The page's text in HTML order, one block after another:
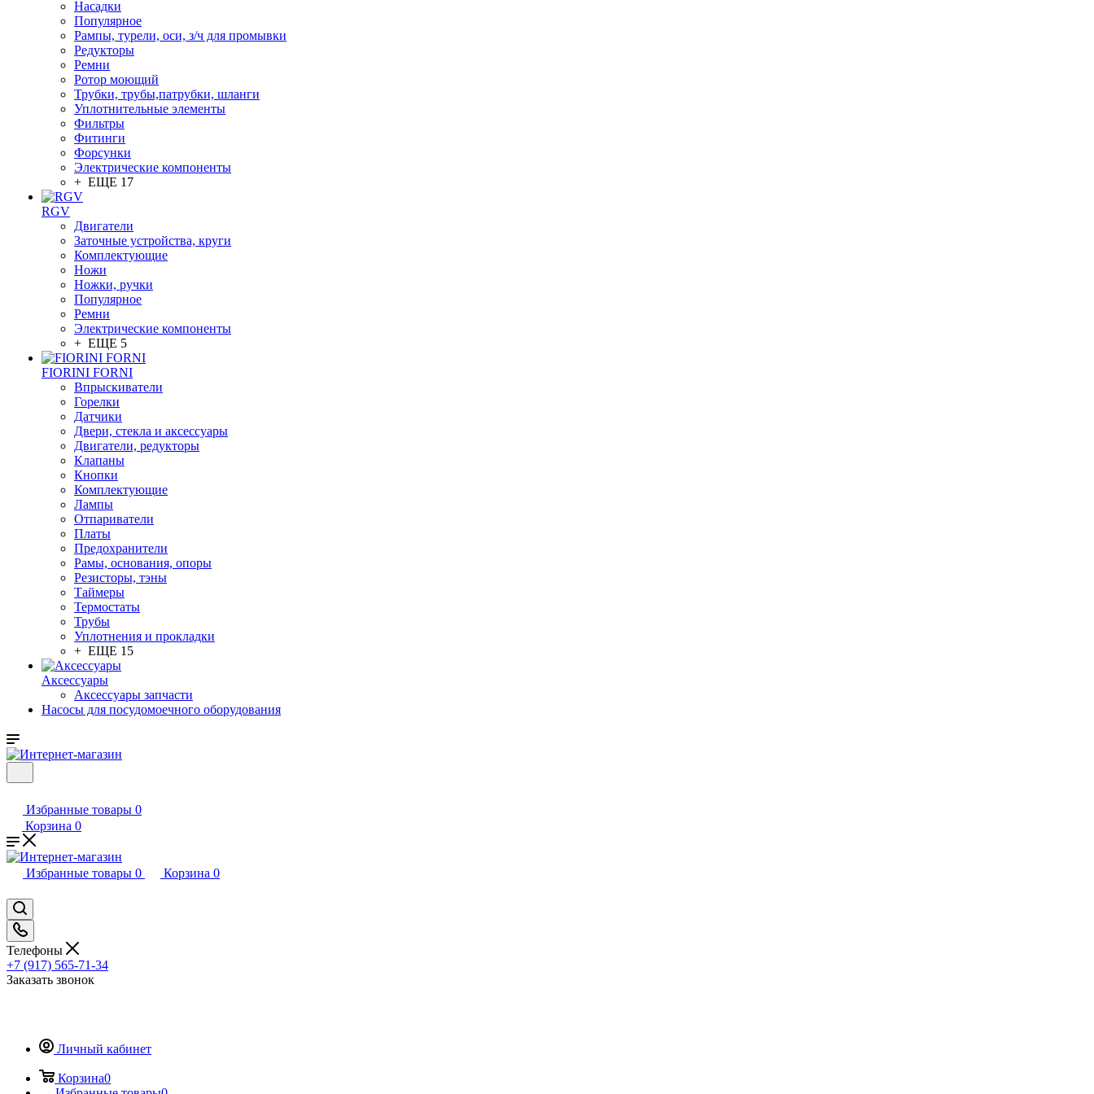
Насадки
Популярное
Рампы, турели, оси, з/ч для промывки
Редукторы
Ремни
Ротор моющий
Трубки, трубы,патрубки, шланги
Уплотнительные элементы
Фильтры
Фитинги
Форсунки
Электрические компоненты
+ ЕЩЕ 17
RGV
Двигатели
Заточные устройства, круги
Комплектующие
Ножи
Ножки, ручки
Популярное
Ремни
Электрические компоненты
+ ЕЩЕ 5
FIORINI FORNI
Впрыскиватели
Горелки
Датчики
Двери, стекла и аксессуары
Двигатели, редукторы
Клапаны
Кнопки
Комплектующие
Лампы
Отпариватели
Платы
Предохранители
Рамы, основания, опоры
Резисторы, тэны
Таймеры
Термостаты
Трубы
Уплотнения и прокладки
+ ЕЩЕ 15
Аксессуары
Аксессуары запчасти
Насосы для посудомоечного оборудования
Избранные товары 0
Корзина 0
Избранные товары 0 Корзина 0
Телефоны
+7 (917) 565-71-34
Заказать звонок
Личный кабинет
Корзина0